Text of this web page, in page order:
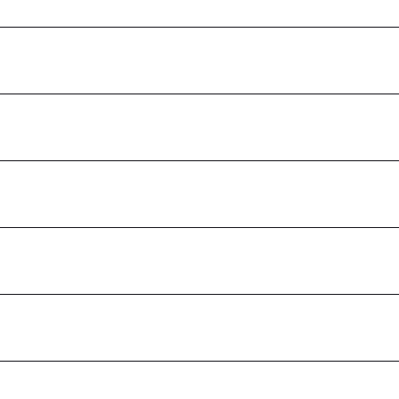
Basilicata
Molise
Apskritis de Marijampolė
Pays